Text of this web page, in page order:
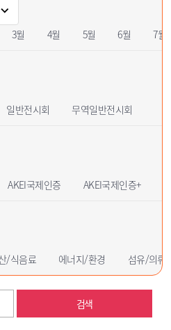
3월 4월 5월 6월 7월
일반전시회 무역일반전시회
AKEI국제인증 AKEI국제인증+
/식음료 에너지/환경 섬유/의류
검색